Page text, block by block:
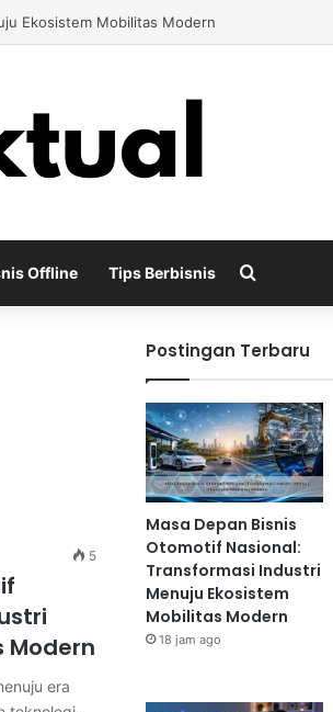
yang Terus Berkembang
Offline Tips Berbisnis Search for
5
Modern
era
Postingan Terbaru
Masa Depan Bisnis
Otomotif Nasional:
Transformasi Industri
Menuju Ekosistem
Mobilitas Modern
18 jam ago